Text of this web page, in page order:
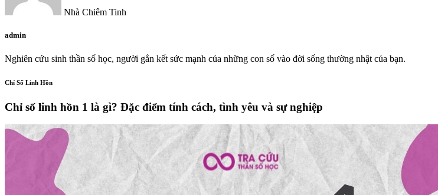
Nhà Chiêm Tinh
admin
Nghiên cứu sinh thần số học, người gắn kết sức mạnh của những con số vào đời sống thường nhật của bạn.
Chỉ Số Linh Hồn
Chỉ số linh hồn 1 là gì? Đặc điểm tính cách, tình yêu và sự nghiệp